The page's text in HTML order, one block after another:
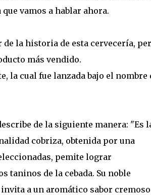
vamos a hablar ahora.
la historia de esta cervecería,
más vendido.
la cual fue lanzada bajo el nombre
de la siguiente manera: "Es
cobriza, obtenida por una
pemite lograr
taninos de la cebada. Su noble
a un aromático sabor